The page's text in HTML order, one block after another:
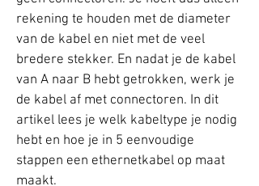
rekening te houden met de diameter
van de kabel en niet met de veel
bredere stekker. En nadat je de kabel
van A naar B hebt getrokken, werk je
de kabel af met connectoren. In dit
artikel lees je welk kabeltype je nodig
hebt en hoe je in 5 eenvoudige
stappen een ethernetkabel op maat
maakt.